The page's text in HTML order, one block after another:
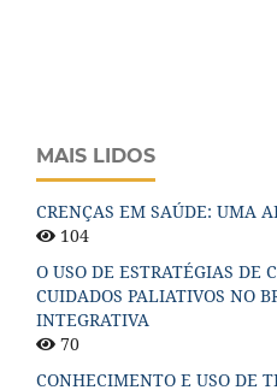
MAIS LIDOS
CRENÇAS EM SAÚDE: UMA
104
O USO DE ESTRATÉGIAS DE
CUIDADOS PALIATIVOS NO
INTEGRATIVA
70
CONHECIMENTO E USO DE